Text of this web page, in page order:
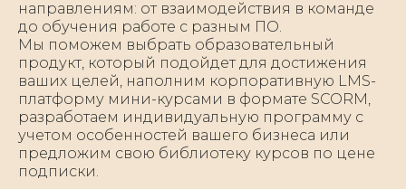
направлениям: от взаимодействия в команде
до обучения работе с разным ПО.
Мы поможем выбрать образовательный
продукт, который подойдет для достижения
ваших целей, наполним корпоративную LMS-
платформу мини-курсами в формате SCORM,
разработаем индивидуальную программу с
учетом особенностей вашего бизнеса или
предложим свою библиотеку курсов по цене
подписки.